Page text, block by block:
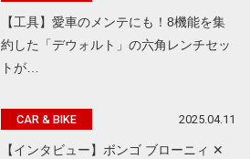
【工具】愛車のメンテにも！8機能を集
約した「デウォルト」の六角レンチセッ
トが…
CAR & BIKE 2025.04.11
【インタビュー】ボンゴ ブローニィ ✕